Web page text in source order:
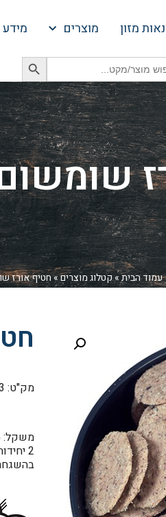
מזון מוצרים
Search
עמוד הבית»קטלוג מוצרים»חטיף אורז
מק"ט: 5933
משקל: 2.5 ק”ג
2 יחידות במארז